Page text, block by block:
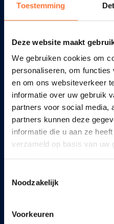
Toestemming
Deze website maakt
We gebruiken cookies om
personaliseren, om
en om ons websiteverkeer
informatie over uw gebruik
partners voor social media,
partners kunnen deze
informatie die u aan ze
verzameld op basis van uw
Noodzakelijk
Voorkeuren
Geestelijke zorg en
Sondes en katheters
Voorbereiding medicatie
Incontinentie
Andere diensten
Zorgprofessionals
Innovatie